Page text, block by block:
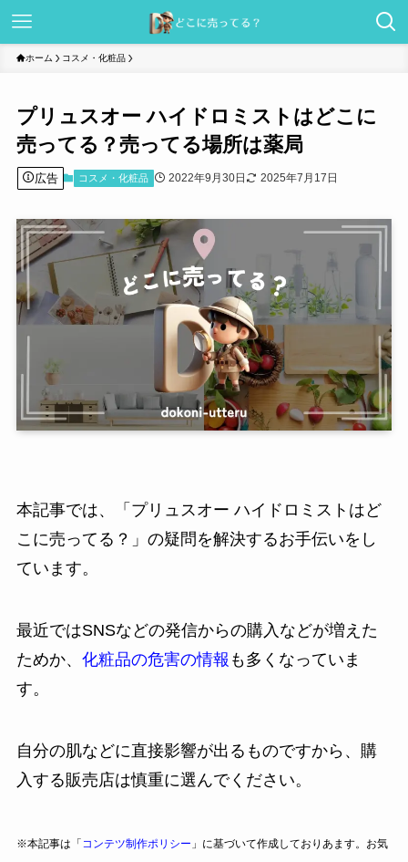
ホーム コスメ・化粧品
プリュスオー ハイドロミストはどこに
売ってる？売ってる場所は薬局
広告 コスメ・化粧品 2022年9月30日 2025年7月17日
本記事では、「プリュスオー ハイドロミストはど
こに売ってる？」の疑問を解決するお手伝いをし
ています。
最近ではSNSなどの発信からの購入などが増えた
ためか、 化粧品の危害の情報 も多くなっていま
す。
自分の肌などに直接影響が出るものですから、購
入する販売店は慎重に選んでください。
※本記事は「 コンテツ制作ポリシー 」に基づいて作成しておりあます。お気